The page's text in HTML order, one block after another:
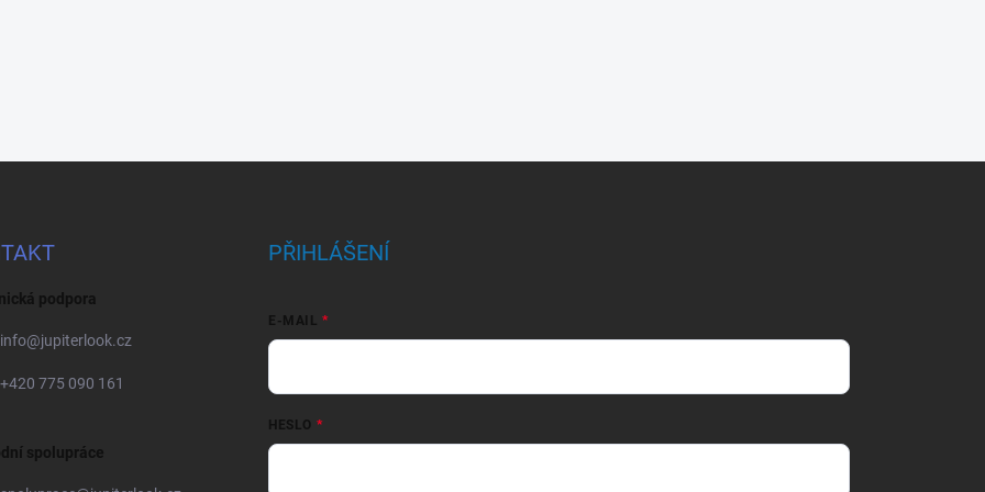
podpora
info@jupiterlook.cz
+420 775 090 161
spolupráce
PŘIHLÁŠENÍ
E-MAIL
HESLO